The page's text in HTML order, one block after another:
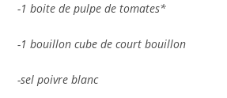
-1 boite de pulpe de tomates*
-1 bouillon cube de court bouillon
-sel poivre blanc